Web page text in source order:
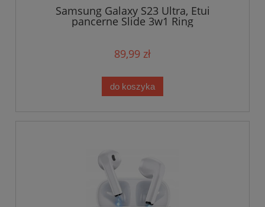
Samsung Galaxy S23 Ultra, Etui
pancerne Slide 3w1 Ring
89,99 zł
do koszyka